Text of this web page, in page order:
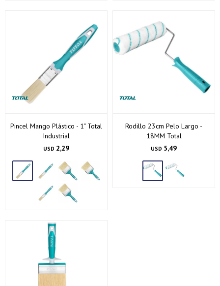
Pincel Mango Plástico - 1" Total
Industrial
USD 2,29
Rodillo 23cm Pelo Largo -
18MM Total
USD 5,49